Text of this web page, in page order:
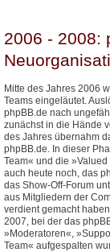
2006 - 2008:
Mitte des Jahres 2006
Teams eingeläutet.
phpBB.de nach
zunächst in die Hände
des Jahres übernahm
phpBB.de. In dieser
Team« und die
auch heute noch, das
das Show-Off-Forum
aus Mitgliedern der
verdient gemacht
2007, bei der das
»Moderatoren«,
Team« aufgespalten